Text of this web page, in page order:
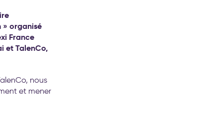
organisé
France
et TalenCo,
nous
et mener